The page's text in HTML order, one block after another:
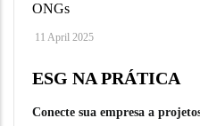
ONGs
11 April 2025
ESG NA PRÁTICA
Conecte sua empresa a